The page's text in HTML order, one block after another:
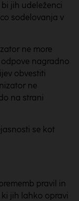
jih udeleženci
sodelovanja v
ne more
nagradno
obvestiti
ne
na strani
se kot
pravil in
jih lahko opravi